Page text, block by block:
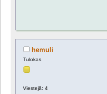
hemuli
Tulokas
Viestejä: 4